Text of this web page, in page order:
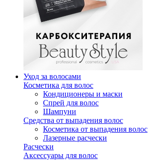
Уход за волосами
Косметика для волос
Кондиционеры и маски
Спрей для волос
Шампуни
Средства от выпадения волос
Косметика от выпадения волос
Лазерные расчески
Расчески
Аксессуары для волос